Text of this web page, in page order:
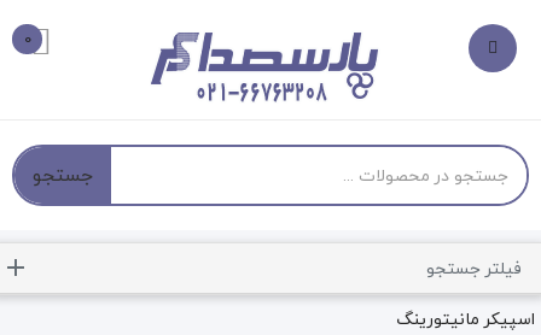
0
جستجو
فیلتر جستجو
اسپیکر مانیتورینگ